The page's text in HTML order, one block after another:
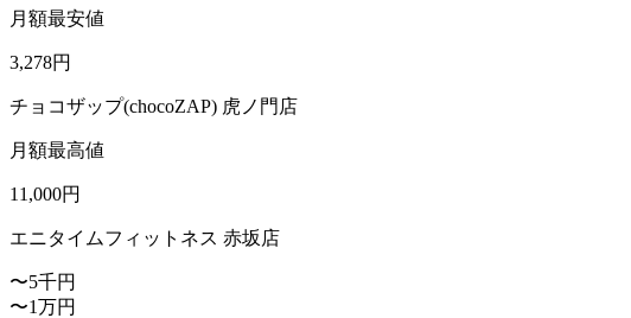
月額最安値
3,278円
チョコザップ(chocoZAP) 虎ノ門店
月額最高値
11,000円
エニタイムフィットネス 赤坂店
〜5千円
〜1万円